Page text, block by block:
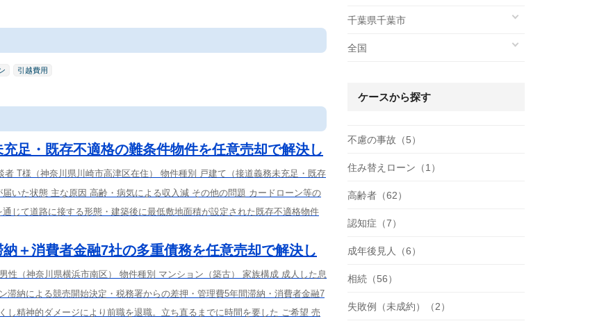
引越費用
足・既存不適格の難条件物件を任意売却で解決し
T様（神奈川県川崎市高津区在住） 物件種別 戸建て（接道義務未充足・既存
いた状態 主な原因 高齢・病気による収入減 その他の問題 カードローン等の
じて道路に接する形態・建築後に最低敷地面積が設定された既存不適格物件
＋消費者金融7社の多重債務を任意売却で解決し
性（神奈川県横浜市南区） 物件種別 マンション（築古） 家族構成 成人した息
納による競売開始決定・税務署からの差押・管理費5年間滞納・消費者金融7
精神的ダメージにより前職を退職。立ち直るまでに時間を要した ご希望 売
千葉県千葉市
全国
ケースから探す
不慮の事故（5）
住み替えローン（1）
高齢者（62）
認知症（7）
成年後見人（6）
相続（56）
失敗例（未成約）（2）